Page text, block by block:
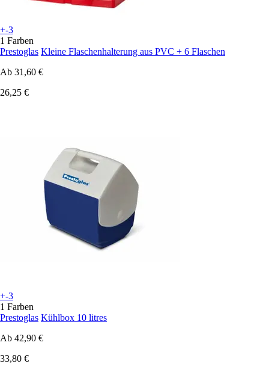
+-3
1 Farben
Prestoglas Kleine Flaschenhalterung aus PVC + 6 Flaschen
Ab 31,60 €
26,25 €
+-3
1 Farben
Prestoglas Kühlbox 10 litres
Ab 42,90 €
33,80 €